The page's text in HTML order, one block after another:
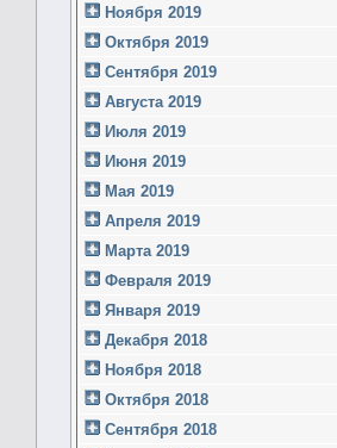
Ноября 2019
Октября 2019
Сентября 2019
Августа 2019
Июля 2019
Июня 2019
Мая 2019
Апреля 2019
Марта 2019
Февраля 2019
Января 2019
Декабря 2018
Ноября 2018
Октября 2018
Сентября 2018